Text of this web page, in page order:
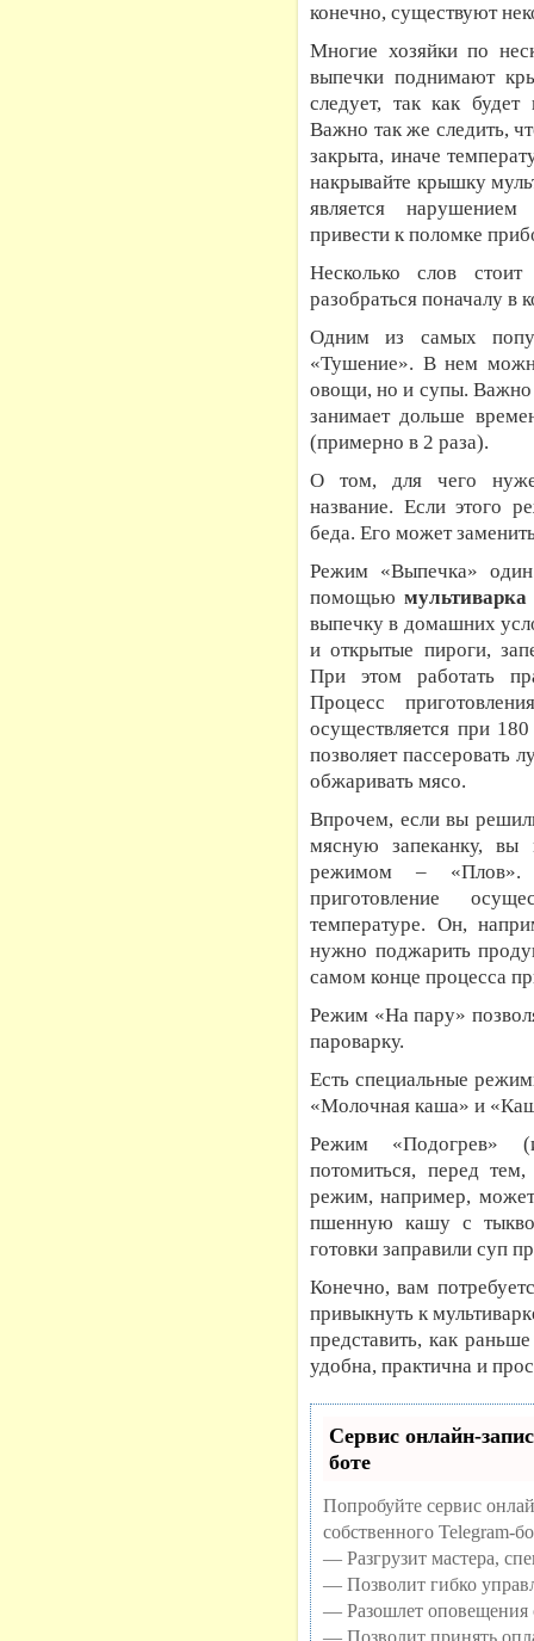
конечно, существуют
Многие хозяйки по
выпечки поднимают
следует, так как будет
Важно так же следить,
закрыта, иначе
накрывайте крышку
является
привести к поломке
Несколько слов
разобраться поначалу в
Одним из самых
«Тушение». В нем
овощи, но и супы.
занимает дольше
(примерно в 2 раза).
О том, для чего
название. Если этого
беда. Его может
Режим «Выпечка»
помощьюмультиварка
выпечку в домашних
и открытые пироги,
При этом работать
Процесс
осуществляется при
позволяет пассеровать
обжаривать мясо.
Впрочем, если вы
мясную запеканку, вы
режимом – «Плов».
приготовление
температуре. Он,
нужно поджарить
самом конце процесса
Режим «На пару»
пароварку.
Есть специальные
«Молочная каша» и
Режим «Подогрев»
потомиться, перед
режим, например, может
пшенную кашу с
готовки заправили суп
Конечно, вам
привыкнуть к
представить, как
удобна, практична и
Сервис онлайн-
боте
Попробуйте сервис
собственного Telegram-
— Разгрузит мастера,
— Позволит гибко
— Разошлет оповещения